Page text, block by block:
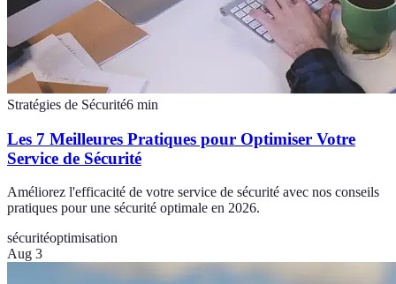
Stratégies de Sécurité6 min
Les 7 Meilleures Pratiques pour Optimiser Votre
Service de Sécurité
Améliorez l'efficacité de votre service de sécurité avec nos conseils
pratiques pour une sécurité optimale en 2026.
sécuritéoptimisation
Aug 3